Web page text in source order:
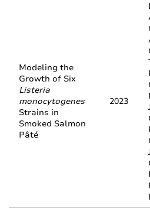
Modeling the
Growth of Six
Listeria
monocytogenes
Strains in
Smoked Salmon
Pâté
2023